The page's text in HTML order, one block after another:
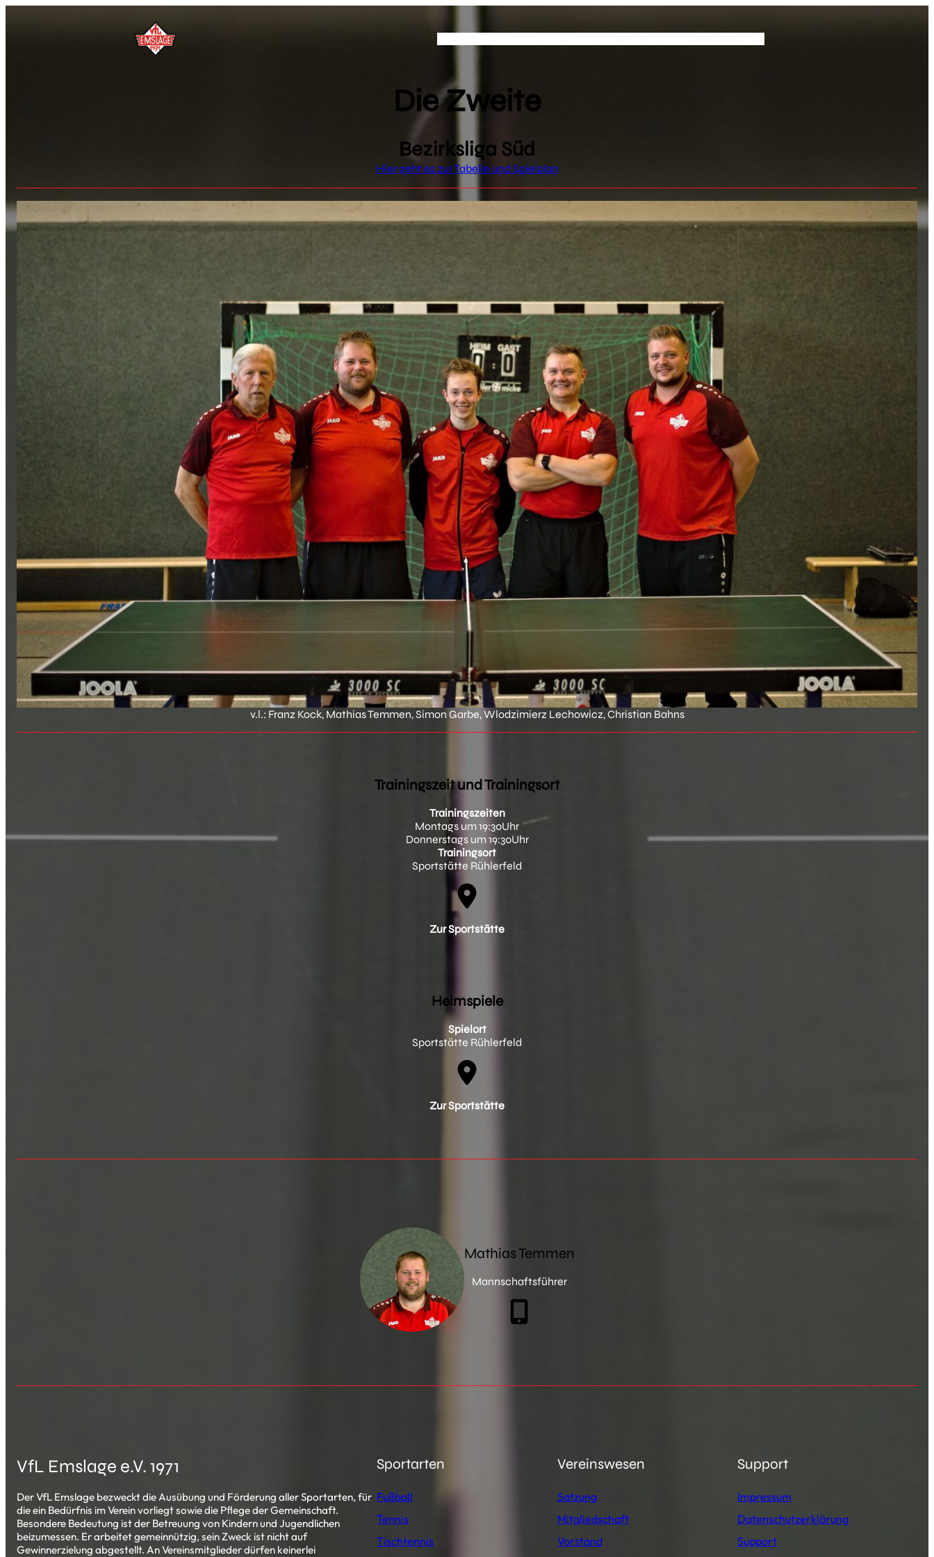
Die Zweite
Bezirksliga Süd
Hier geht es zur Tabelle und Spielplan
v.l.: Franz Kock, Mathias Temmen, Simon Garbe, Wlodzimierz Lechowicz, Christian Bahns
Trainingszeit und Trainingsort
Trainingszeiten
Montags um 19:30Uhr
Donnerstags um 19:30Uhr
Trainingsort
Sportstätte Rühlerfeld
Zur Sportstätte
Heimspiele
Spielort
Sportstätte Rühlerfeld
Zur Sportstätte
Mathias Temmen
Mannschaftsführer
VfL Emslage e.V. 1971
Der VfL Emslage bezweckt die Ausübung und Förderung aller Sportarten, für
die ein Bedürfnis im Verein vorliegt sowie die Pflege der Gemeinschaft.
Besondere Bedeutung ist der Betreuung von Kindern und Jugendlichen
beizumessen. Er arbeitet gemeinnützig, sein Zweck ist nicht auf
Gewinnerzielung abgestellt. An Vereinsmitglieder dürfen keinerlei
Sportarten
Fußball
Tennis
Tischtennis
Vereinswesen
Satzung
Mitgliedschaft
Vorstand
Support
Impressum
Datenschutzerklärung
Support